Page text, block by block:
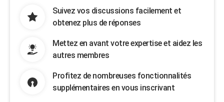
Suivez vos discussions facilement et
obtenez plus de réponses
Mettez en avant votre expertise et aidez les
autres membres
Profitez de nombreuses fonctionnalités
supplémentaires en vous inscrivant